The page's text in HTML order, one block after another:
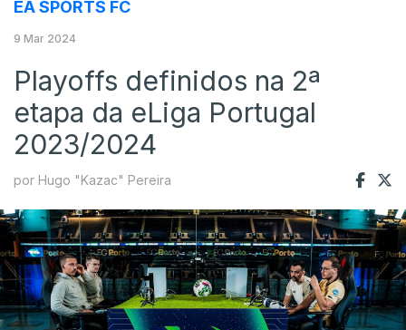
EA SPORTS FC
9 Mar 2024
Playoffs definidos na 2ª
etapa da eLiga Portugal
2023/2024
por Hugo "Kazac" Pereira